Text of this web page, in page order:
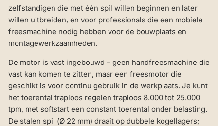
zelfstandigen die met één spil willen beginnen en later
willen uitbreiden, en voor professionals die een mobiele
freesmachine nodig hebben voor de bouwplaats en
montagewerkzaamheden.
De motor is vast ingebouwd – geen handfreesmachine die
vast kan komen te zitten, maar een freesmotor die
geschikt is voor continu gebruik in de werkplaats. Je kunt
het toerental traploos regelen traploos 8.000 tot 25.000
tpm, met softstart een constant toerental onder belasting.
De stalen spil (Ø 22 mm) draait op dubbele kogellagers;